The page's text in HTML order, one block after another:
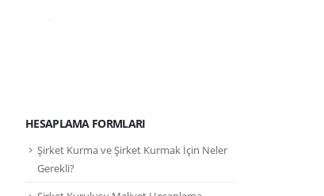
HESAPLAMA FORMLARI
Şirket Kurma ve Şirket Kurmak İçin Neler
Gerekli?